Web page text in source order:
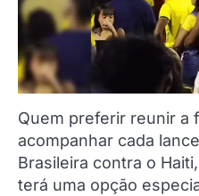
Quem preferir reunir a
acompanhar cada
Brasileira contra o
terá uma opção